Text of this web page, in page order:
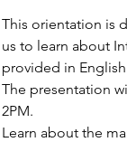
This orientation is
us to learn about
provided in
The presentation
2PM.
Learn about the